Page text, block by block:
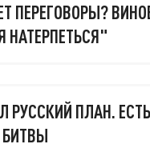
ПЕРЕГОВОРЫ?
НАТЕРПЕТЬСЯ"
РУССКИЙ ПЛАН.